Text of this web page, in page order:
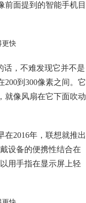
前面提到的智能手机目
话，不难发现它并不是
到300像素之间。它
就像风扇在它下面吹动
2016年，联想就推出
设备的便携性结合在
用手指在显示屏上轻